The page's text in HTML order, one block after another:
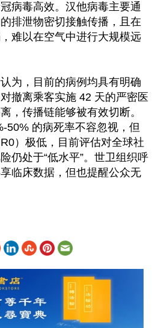
病毒高效。汉他病毒主要通
排泄物密切接触传播，且在
难以在空气中进行大规模远
为，目前的病例均具有明确
撤离乘客实施 42 天的严密医
，传播链能够被有效切断。
50% 的病死率不容忽视，但
）极低，目前评估对全球社
仍处于“低水平”。世卫组织呼
临床数据，但也提醒公众无